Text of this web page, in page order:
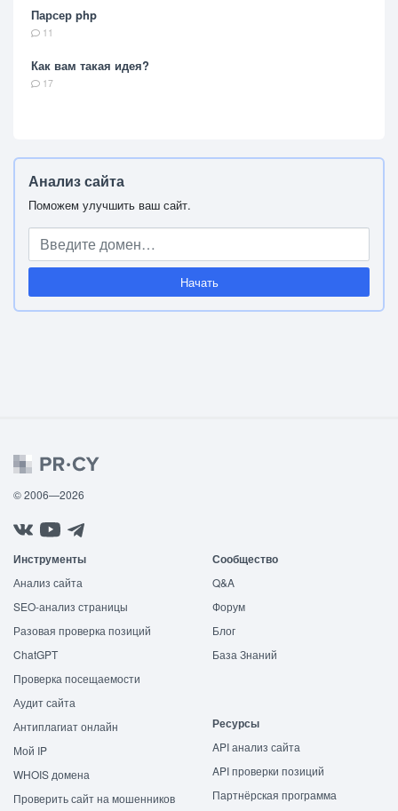
Парсер php
11
Как вам такая идея?
17
Анализ сайта
Поможем улучшить ваш сайт.
Начать
© 2006—2026
Инструменты
Анализ сайта
SEO-анализ страницы
Разовая проверка позиций
ChatGPT
Проверка посещаемости
Аудит сайта
Антиплагиат онлайн
Мой IP
WHOIS домена
Проверить сайт на мошенников
Сообщество
Q&A
Форум
Блог
База Знаний
Ресурсы
API анализ сайта
API проверки позиций
Партнёрская программа